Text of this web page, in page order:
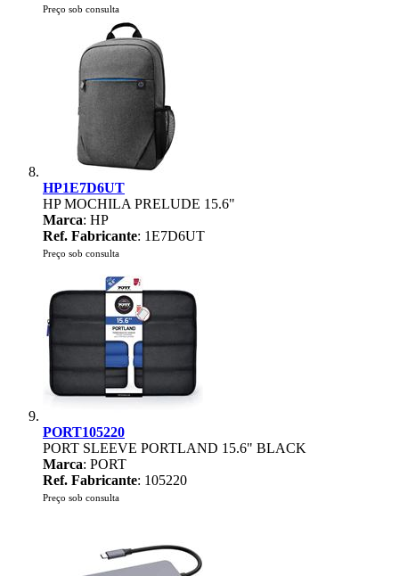
Preço sob consulta
HP1E7D6UT
HP MOCHILA PRELUDE 15.6"
Marca: HP
Ref. Fabricante: 1E7D6UT
Preço sob consulta
PORT105220
PORT SLEEVE PORTLAND 15.6" BLACK
Marca: PORT
Ref. Fabricante: 105220
Preço sob consulta